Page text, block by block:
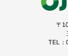
〒
TEL